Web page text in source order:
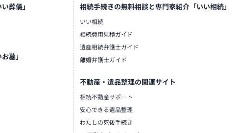
葬儀」
墓」
相続手続きの無料相談と専門家紹介「いい相続」
いい相続
相続費用見積ガイド
遺産相続弁護士ガイド
離婚弁護士ガイド
不動産・遺品整理の関連サイト
相続不動産サポート
安心できる遺品整理
わたしの死後手続き